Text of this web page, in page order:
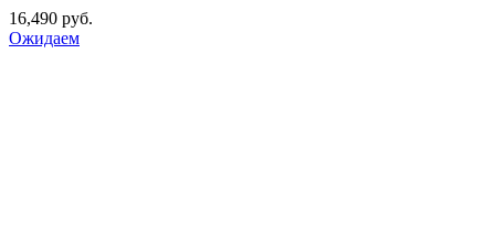
16,490 руб.
Ожидаем